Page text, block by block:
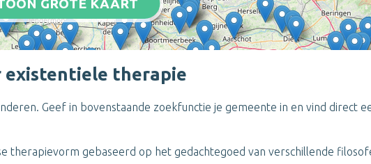
GROTE KAART
existentiele therapie
Geef in bovenstaande zoekfunctie je gemeente in en vind direct
therapievorm gebaseerd op het gedachtegoed van verschillende